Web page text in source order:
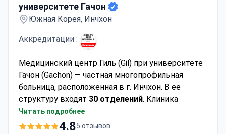
университете Гачон
Южная Корея, Инчхон
Аккредитации :
Медицинский центр Гиль (Gil) при университете
Гачон (Gachon) — частная многопрофильная
больница, расположенная в г. Инчхон. В ее
структуру входят 30 отделений. Клиника
специализируется на онкологии, неврологии,
хирургии, кардиологии и гинекологии.
Читать подробнее
4.85 отзывов